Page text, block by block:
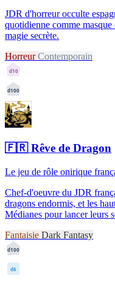
JDR d'horreur occulte
quotidienne comme
magie secrète.
HorreurContemporain
d10
d100
🇫🇷Rêve de Dragon
Le jeu de rôle onirique
Chef-d'oeuvre du JDR
dragons endormis, et les
Médianes pour lancer leurs
Fantaisie Dark Fantasy
d100
d6